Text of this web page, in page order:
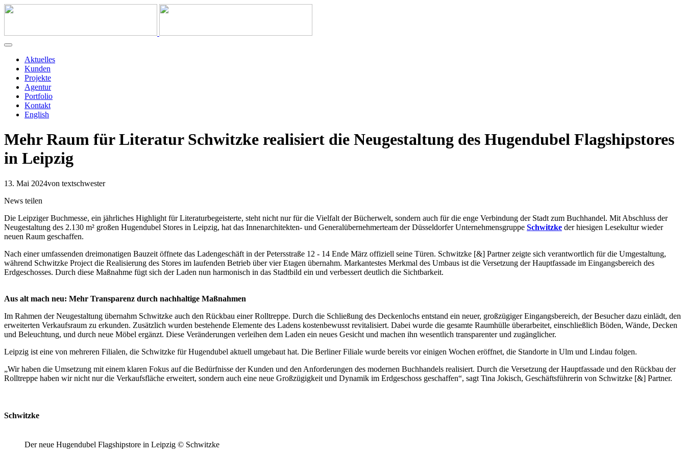
Aktuelles
Kunden
Projekte
Agentur
Portfolio
Kontakt
English
Mehr Raum für Literatur Schwitzke realisiert die Neugestaltung des Hugendubel Flagshipstores
in Leipzig
13. Mai 2024von textschwester
News teilen
Die Leipziger Buchmesse, ein jährliches Highlight für Literaturbegeisterte, steht nicht nur für die Vielfalt der Bücherwelt, sondern auch für die enge Verbindung der Stadt zum Buchhandel. Mit Abschluss der
Neugestaltung des 2.130 m² großen Hugendubel Stores in Leipzig, hat das Innenarchitekten- und Generalübernehmerteam der Düsseldorfer Unternehmensgruppe Schwitzke der hiesigen Lesekultur wieder
neuen Raum geschaffen.
Nach einer umfassenden dreimonatigen Bauzeit öffnete das Ladengeschäft in der Petersstraße 12 - 14 Ende März offiziell seine Türen. Schwitzke [&] Partner zeigte sich verantwortlich für die Umgestaltung,
während Schwitzke Project die Realisierung des Stores im laufenden Betrieb über vier Etagen übernahm. Markantestes Merkmal des Umbaus ist die Versetzung der Hauptfassade im Eingangsbereich des
Erdgeschosses. Durch diese Maßnahme fügt sich der Laden nun harmonisch in das Stadtbild ein und verbessert deutlich die Sichtbarkeit.
Aus alt mach neu: Mehr Transparenz durch nachhaltige Maßnahmen
Im Rahmen der Neugestaltung übernahm Schwitzke auch den Rückbau einer Rolltreppe. Durch die Schließung des Deckenlochs entstand ein neuer, großzügiger Eingangsbereich, der Besucher dazu einlädt, den
erweiterten Verkaufsraum zu erkunden. Zusätzlich wurden bestehende Elemente des Ladens kostenbewusst revitalisiert. Dabei wurde die gesamte Raumhülle überarbeitet, einschließlich Böden, Wände, Decken
und Beleuchtung, und durch neue Möbel ergänzt. Diese Veränderungen verleihen dem Laden ein neues Gesicht und machen ihn wesentlich transparenter und zugänglicher.
Leipzig ist eine von mehreren Filialen, die Schwitzke für Hugendubel aktuell umgebaut hat. Die Berliner Filiale wurde bereits vor einigen Wochen eröffnet, die Standorte in Ulm und Lindau folgen.
„Wir haben die Umsetzung mit einem klaren Fokus auf die Bedürfnisse der Kunden und den Anforderungen des modernen Buchhandels realisiert. Durch die Versetzung der Hauptfassade und den Rückbau der
Rolltreppe haben wir nicht nur die Verkaufsfläche erweitert, sondern auch eine neue Großzügigkeit und Dynamik im Erdgeschoss geschaffen“, sagt Tina Jokisch, Geschäftsführerin von Schwitzke [&] Partner.
Schwitzke
Der neue Hugendubel Flagshipstore in Leipzig © Schwitzke